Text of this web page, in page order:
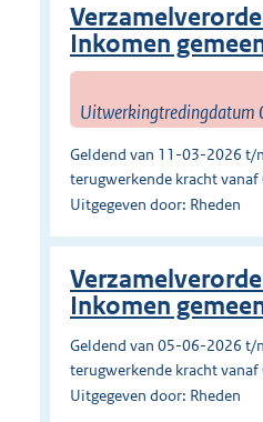
Inkomen
Geldend van 11-03-2026
terugwerkende kracht
Uitgegeven door: Rheden
Inkomen
Geldend van 05-06-2026 t/
terugwerkende kracht
Uitgegeven door: Rheden